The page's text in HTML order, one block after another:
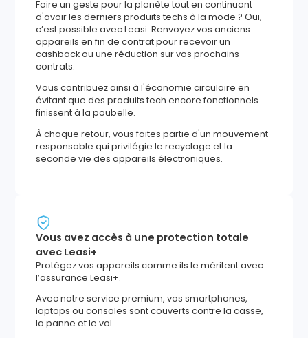
Faire un geste pour la planète tout en continuant
d'avoir les derniers produits techs à la mode ? Oui,
c’est possible avec Leasi. Renvoyez vos anciens
appareils en fin de contrat pour recevoir un
cashback ou une réduction sur vos prochains
contrats.
Vous contribuez ainsi à l'économie circulaire en
évitant que des produits tech encore fonctionnels
finissent à la poubelle.
À chaque retour, vous faites partie d'un mouvement
responsable qui privilégie le recyclage et la
seconde vie des appareils électroniques.
Vous avez accès à une protection totale
avec Leasi+
Protégez vos appareils comme ils le méritent avec
l’assurance Leasi+.
Avec notre service premium, vos smartphones,
laptops ou consoles sont couverts contre la casse,
la panne et le vol.